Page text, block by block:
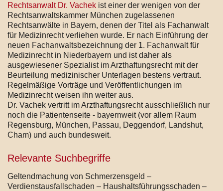
Rechtsanwalt Dr. Vachek ist einer der wenigen von der
Rechtsanwaltskammer München zugelassenen
Rechtsanwälte in Bayern, denen der Titel als Fachanwalt
für Medizinrecht verliehen wurde. Er nach Einführung der
neuen Fachanwaltsbezeichnung der 1. Fachanwalt für
Medizinrecht in Niederbayern und ist daher als
ausgewiesener Spezialist im Arzthaftungsrecht mit der
Beurteilung medizinischer Unterlagen bestens vertraut.
Regelmäßige Vorträge und Veröffentlichungen im
Medizinrecht weisen ihn weiter aus.
Dr. Vachek vertritt im Arzthaftungsrecht ausschließlich nur
noch die Patientenseite - bayernweit (vor allem Raum
Regensburg, München, Passau, Deggendorf, Landshut,
Cham) und auch bundesweit.
Relevante Suchbegriffe
Geltendmachung von Schmerzensgeld –
Verdienstausfallschaden – Haushaltsführungsschaden –